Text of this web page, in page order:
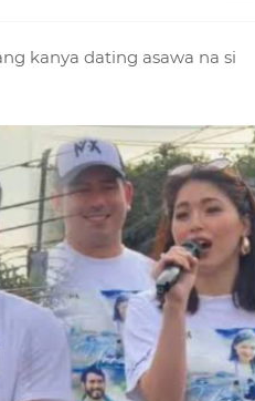
kanya dating asawa na si